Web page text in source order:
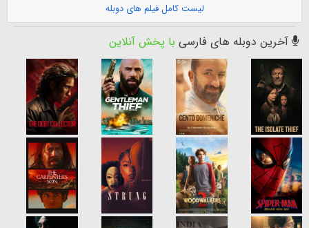
لیست کامل فیلم های دوبله
آخرین دوبله های فارسی با پخش آنلاین